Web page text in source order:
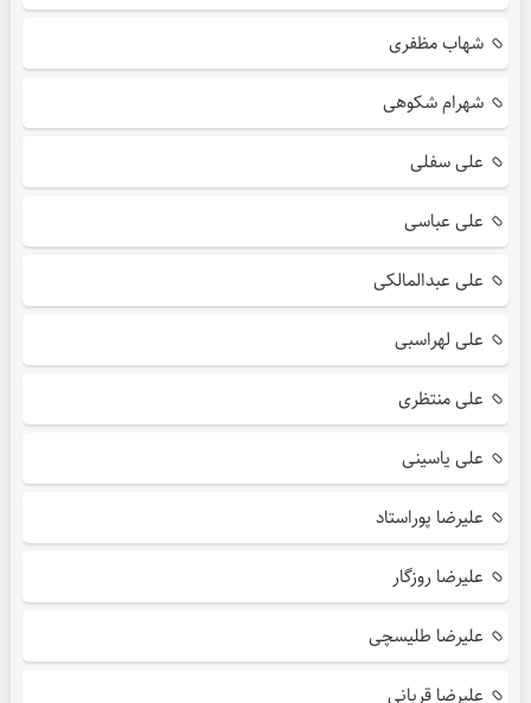
شهاب مظفری
شهرام شکوهی
علی سفلی
علی عباسی
علی عبدالمالکی
علی لهراسبی
علی منتظری
علی یاسینی
علیرضا پوراستاد
علیرضا روزگار
علیرضا طلیسچی
علیرضا قربانی